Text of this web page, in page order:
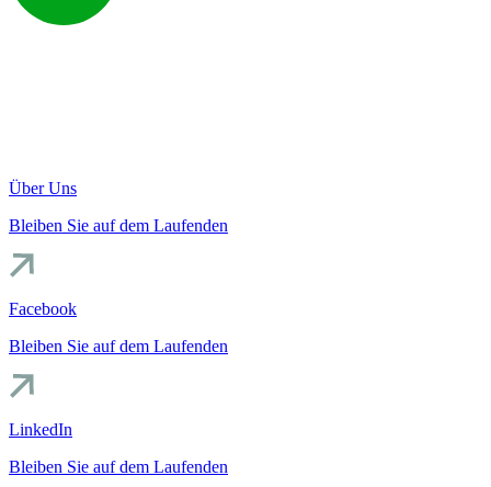
Über Uns
Bleiben Sie auf dem Laufenden
Facebook
Bleiben Sie auf dem Laufenden
LinkedIn
Bleiben Sie auf dem Laufenden